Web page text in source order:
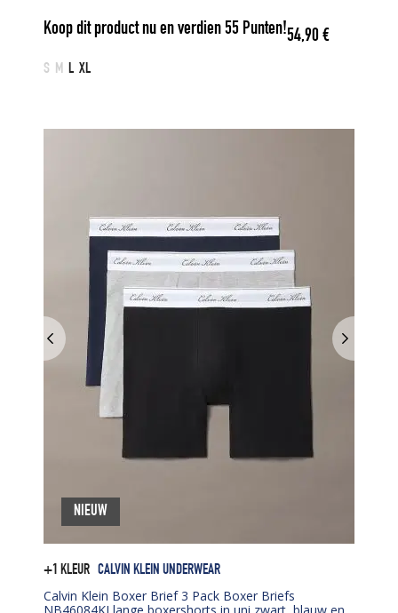
Koop dit product nu en verdien55 Punten!54,90€
S M L XL
+1 KLEUR CALVIN KLEIN UNDERWEAR
Calvin Klein Boxer Brief 3 Pack Boxer Briefs
NB46084KJ lange boxershorts in uni zwart, blauw en
NIEUW